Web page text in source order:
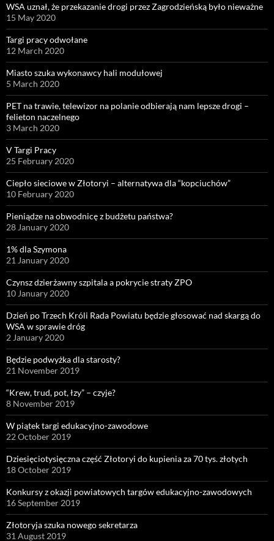
WSA uznał, że przekazanie drogi przez Zagrodzieńską było nieważne
15 May 2020
Targi pracy odwołane
12 March 2020
Miasto szuka wykonawcy hali modułowej
5 March 2020
PET na trawie, telewizor na polanie odbierają nam lepsze drogi –
felieton naczelnego
3 March 2020
V Targi Pracy
25 February 2020
Ciepło sieciowe w Złotoryi – alternatywa dla “kopciuchów”
10 February 2020
Pieniądze na obwodnicę z budżetu państwa?
28 January 2020
1% dla Szymona
21 January 2020
Czynsz dzierżawny szpitala a pokrycie straty ZPO
10 January 2020
Dzień po Trzech Króli Rada Powiatu będzie głosować nad skargą do
WSA w sprawie dróg
2 January 2020
Będzie podwyżka dla starosty?
21 November 2019
“Krew, trud, pot, łzy” – czyje?
8 November 2019
W piątek targi edukacyjno-zawodowe
22 October 2019
Dziesięciotysięczna część Złotoryi do kupienia za 70 tys. złotych
18 October 2019
Konkursy z okazji powiatowych targów edukacyjno-zawodowych
16 September 2019
Złotoryja szuka nowego sekretarza
31 August 2019